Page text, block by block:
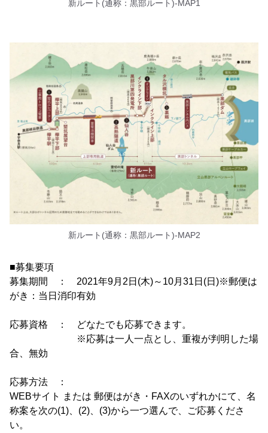
新ルート(通称：黒部ルート)-MAP1
新ルート(通称：黒部ルート)-MAP2
■募集要項
募集期間 ： 2021年9月2日(木)～10月31日(日)※郵便は
がき：当日消印有効
応募資格 ： どなたでも応募できます。
※応募は一人一点とし、重複が判明した場
合、無効
応募方法 ：
WEBサイト または 郵便はがき・FAXのいずれかにて、名
称案を次の(1)、(2)、(3)から一つ選んで、ご応募くださ
い。